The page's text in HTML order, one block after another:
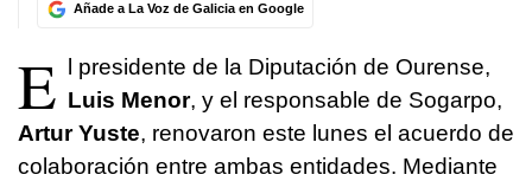
Añade a La Voz de Galicia en Google
E
l presidente de la Diputación de Ourense,
Luis Menor, y el responsable de Sogarpo,
Artur Yuste, renovaron este lunes el acuerdo de
colaboración entre ambas entidades. Mediante